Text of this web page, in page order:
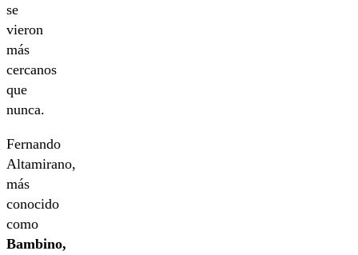
se
vieron
más
cercanos
que
nunca.
Fernando
Altamirano,
más
conocido
como
Bambino,